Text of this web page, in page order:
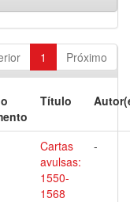
1 Próximo
Título
Cartas
avulsas:
1550-
1568
-